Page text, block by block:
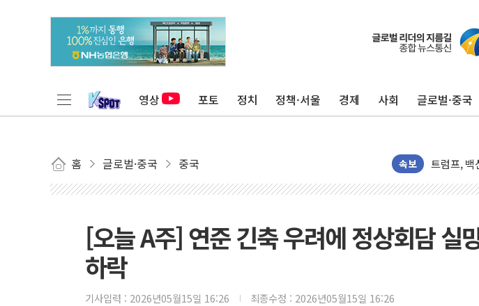
영상 포토 정치 정책·서울 경제 사회 글로벌·중국
홈 글로벌·중국 중국 속보
[종합] 이
美 항소법
이란 핵심
[AI MY 뉴
뉴욕증시
[오늘 A주] 연준 긴축 우려에 정상회담 실
하락
기사입력 : 2026년05월15일 16:26 최종수정 : 2026년05월15일 16:26